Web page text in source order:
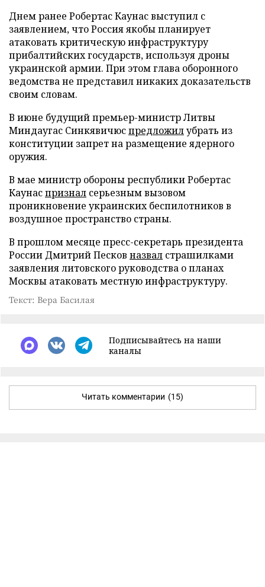
Днем ранее Робертас Каунас выступил с
заявлением, что Россия якобы планирует
атаковать критическую инфраструктуру
прибалтийских государств, используя дроны
украинской армии. При этом глава оборонного
ведомства не представил никаких доказательств
своим словам.
В июне будущий премьер-министр Литвы
Миндаугас Синкявичюспредложилубрать из
конституции запрет на размещение ядерного
оружия.
В мае министр обороны республики Робертас
Каунаспризнал серьезным вызовом
проникновение украинских беспилотников в
воздушное пространство страны.
В прошлом месяце пресс-секретарь президента
России Дмитрий Песков назвал страшилками
заявления литовского руководства о планах
Москвы атаковать местную инфраструктуру.
Текст: Вера Басилая
Подписывайтесь на наши
каналы
Читать комментарии (15)